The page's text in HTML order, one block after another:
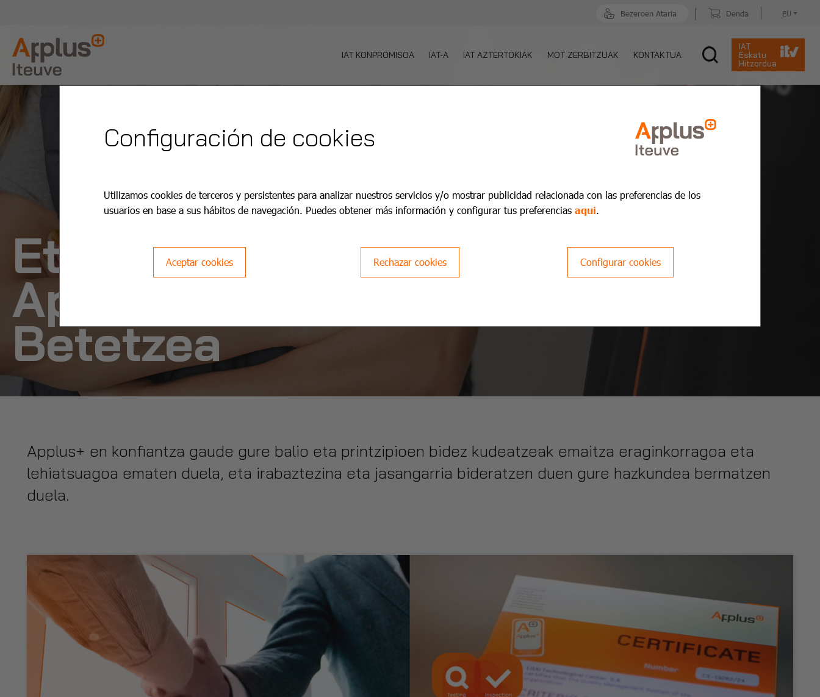
Bezeroen Ataria Denda EU
IAT KONPROMISOA IAT-A IAT AZTERTOKIAK MOT ZERBITZUAK KONTAKTUA
IAT
Eskatu
Hitzordua
Etika eta
Applus+ren
Betetzea
Applus+ en konfiantza gaude gure balio eta printzipioen bidez kudeatzeak emaitza eraginkorragoa eta
lehiatsuagoa ematen duela, eta irabaztezina eta jasangarria bideratzen duen gure hazkundea bermatzen
duela.
Configuración de cookies
Utilizamos cookies de terceros y persistentes para analizar nuestros servicios y/o mostrar publicidad relacionada con las preferencias de los
usuarios en base a sus hábitos de navegación. Puedes obtener más información y configurar tus preferencias aquí.
Aceptar cookies Rechazar cookies Configurar cookies